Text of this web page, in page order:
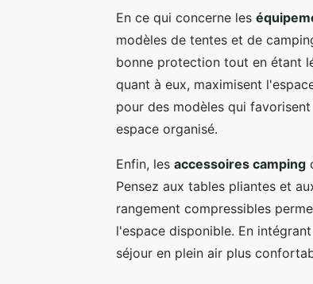
En ce qui concerne les
modèles de tentes et de
bonne protection tout en étant
quant à eux, maximisent
pour des modèles qui
espace organisé.
Enfin, les accessoires camping
Pensez aux tables pliantes et
rangement compressibles
l'espace disponible. En
séjour en plein air plus